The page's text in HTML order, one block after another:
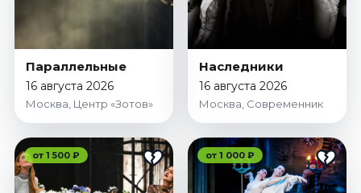
Параллельные
16 августа 2026
Москва, Центр «Зотов»
Наследники
16 августа 2026
Москва, Современник
от 1 500 ₽ от 1 000 ₽